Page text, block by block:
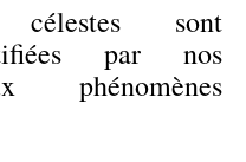
célestes sont
par nos
phénomènes